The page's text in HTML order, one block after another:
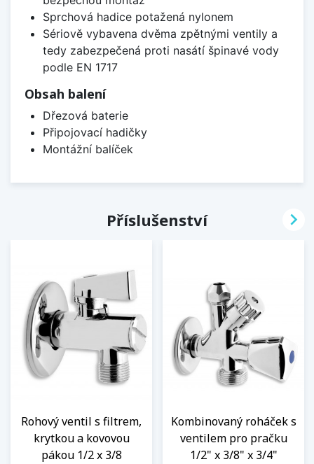
Sprchová hadice potažená nylonem
Sériově vybavena dvěma zpětnými ventily a
tedy zabezpečená proti nasátí špinavé vody
podle EN 1717
Obsah balení
Dřezová baterie
Připojovací hadičky
Montážní balíček
Příslušenství
Rohový ventil s filtrem,
krytkou a kovovou
pákou 1/2 x 3/8
Kombinovaný roháček s
ventilem pro pračku
1/2" x 3/8" x 3/4"
